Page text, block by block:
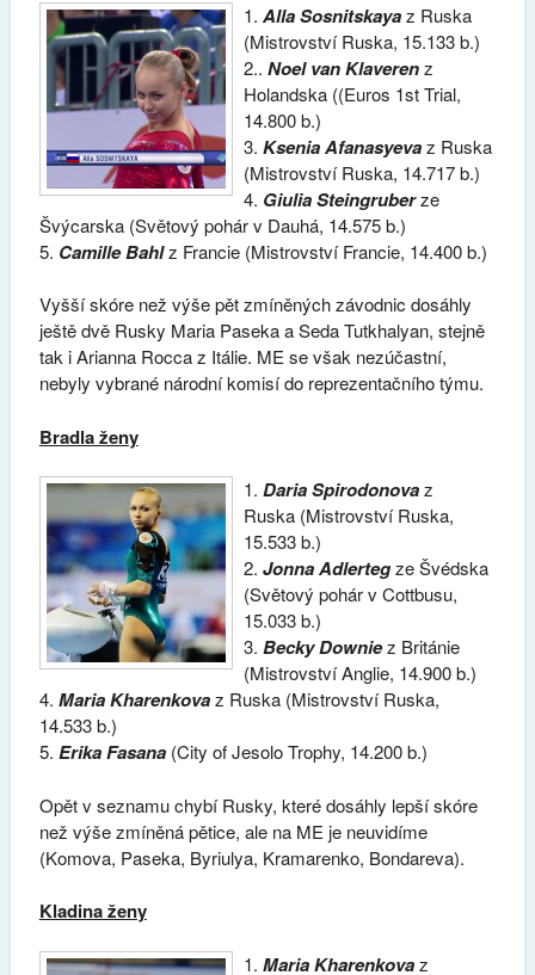
1.Alla Sosnitskayaz Ruska
(Mistrovství Ruska, 15.133 b.)
2..Noel van Klaverenz
Holandska ((Euros 1st Trial,
14.800 b.)
3.Ksenia Afanasyevaz Ruska
(Mistrovství Ruska, 14.717 b.)
4. Giulia Steingruberze
Švýcarska (Světový pohár v Dauhá, 14.575 b.)
5. Camille Bahlz Francie (Mistrovství Francie, 14.400 b.)
Vyšší skóre než výše pět zmíněných závodnic dosáhly
ještě dvě Rusky Maria Paseka a Seda Tutkhalyan, stejně
tak i Arianna Rocca z Itálie. ME se však nezúčastní,
nebyly vybrané národní komisí do reprezentačního týmu.
Bradla ženy
1.Daria Spirodonovaz
Ruska (Mistrovství Ruska,
15.533 b.)
2.Jonna Adlertegze Švédska
(Světový pohár v Cottbusu,
15.033 b.)
3.Becky Downiez Británie
(Mistrovství Anglie, 14.900 b.)
4. Maria Kharenkovaz Ruska (Mistrovství Ruska,
14.533 b.)
5. Erika Fasana(City of Jesolo Trophy, 14.200 b.)
Opět v seznamu chybí Rusky, které dosáhly lepší skóre
než výše zmíněná pětice, ale na ME je neuvidíme
(Komova, Paseka, Byriulya, Kramarenko, Bondareva).
Kladina ženy
1.Maria Kharenkovaz